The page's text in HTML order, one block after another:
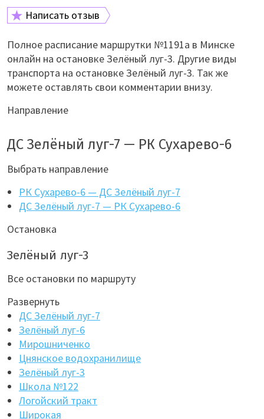
Написать отзыв
Полное расписание маршрутки №1191а в Минске
онлайн на остановке Зелёный луг-3. Другие виды
транспорта на остановке Зелёный луг-3. Так же
можете оставлять свои комментарии внизу.
Направление
ДС Зелёный луг-7 — РК Сухарево-6
Выбрать направление
РК Сухарево-6 — ДС Зелёный луг-7
ДС Зелёный луг-7 — РК Сухарево-6
Остановка
Зелёный луг-3
Все остановки по маршруту
Развернуть
ДС Зелёный луг-7
Зелёный луг-6
Мирошниченко
Цнянское водохранилище
Зелёный луг-3
Школа №122
Логойский тракт
Широкая